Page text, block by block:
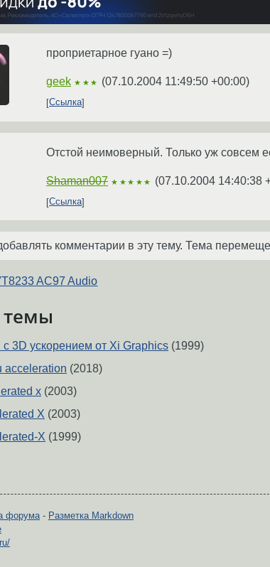
проприетарное гуано =)
geek ★★★ (07.10.2004 11:49:50 +00:00)
Ссылка
Отстой неимоверный. Только уж совсем
Shaman007 ★★★★★ (07.10.2004 14:40:38
Ссылка
комментарии в эту тему. Тема
AC97 Audio
3D ускорением от Xi Graphics (1999)
acceleration (2018)
x (2003)
X (2003)
X (1999)
форума- Разметка Markdown